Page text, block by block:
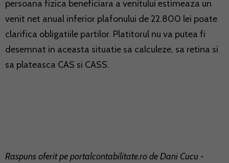
persoana fizica beneficiara a venitului estimeaza un
venit net anual inferior plafonului de 22.800 lei poate
clarifica obligatiile partilor. Platitorul nu va putea fi
desemnat in aceasta situatie sa calculeze, sa retina si
sa plateasca CAS si CASS.
Raspuns oferit peportalcontabilitate.rode Dani Cucu -